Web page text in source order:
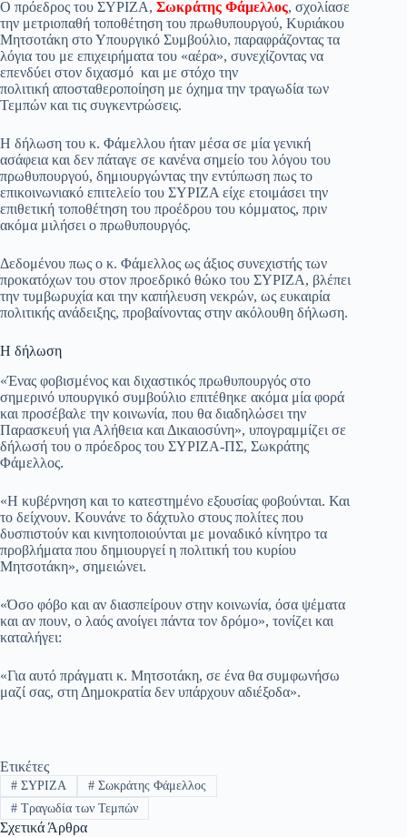
ok A
pp
a
m
ge
α
στ
εί
τε
Ο πρόεδρος του ΣΥΡΙΖΑ, Σωκράτης Φάμελλος, σχολίασε
την μετριοπαθή τοποθέτηση του πρωθυπουργού, Κυριάκου
Μητσοτάκη στο Υπουργικό Συμβούλιο, παραφράζοντας τα
λόγια του με επιχειρήματα του «αέρα», συνεχίζοντας να
επενδύει στον διχασμό και με στόχο την
πολιτική αποσταθεροποίηση με όχημα την τραγωδία των
Τεμπών και τις συγκεντρώσεις.
Η δήλωση του κ. Φάμελλου ήταν μέσα σε μία γενική
ασάφεια και δεν πάταγε σε κανένα σημείο του λόγου του
πρωθυπουργού, δημιουργώντας την εντύπωση πως το
επικοινωνιακό επιτελείο του ΣΥΡΙΖΑ είχε ετοιμάσει την
επιθετική τοποθέτηση του προέδρου του κόμματος, πριν
ακόμα μιλήσει ο πρωθυπουργός.
Δεδομένου πως ο κ. Φάμελλος ως άξιος συνεχιστής των
προκατόχων του στον προεδρικό θώκο του ΣΥΡΙΖΑ, βλέπει
την τυμβωρυχία και την καπήλευση νεκρών, ως ευκαιρία
πολιτικής ανάδειξης, προβαίνοντας στην ακόλουθη δήλωση.
Η δήλωση
«Ένας φοβισμένος και διχαστικός πρωθυπουργός στο
σημερινό υπουργικό συμβούλιο επιτέθηκε ακόμα μία φορά
και προσέβαλε την κοινωνία, που θα διαδηλώσει την
Παρασκευή για Αλήθεια και Δικαιοσύνη», υπογραμμίζει σε
δήλωσή του ο πρόεδρος του ΣΥΡΙΖΑ-ΠΣ, Σωκράτης
Φάμελλος.
«Η κυβέρνηση και το κατεστημένο εξουσίας φοβούνται. Και
το δείχνουν. Κουνάνε το δάχτυλο στους πολίτες που
δυσπιστούν και κινητοποιούνται με μοναδικό κίνητρο τα
προβλήματα που δημιουργεί η πολιτική του κυρίου
Μητσοτάκη», σημειώνει.
«Όσο φόβο και αν διασπείρουν στην κοινωνία, όσα ψέματα
και αν πουν, ο λαός ανοίγει πάντα τον δρόμο», τονίζει και
καταλήγει:
«Για αυτό πράγματι κ. Μητσοτάκη, σε ένα θα συμφωνήσω
μαζί σας, στη Δημοκρατία δεν υπάρχουν αδιέξοδα».
Ετικέτες
#ΣΥΡΙΖΑ #Σωκράτης Φάμελλος
#Τραγωδία των Τεμπών
Σχετικά Άρθρα